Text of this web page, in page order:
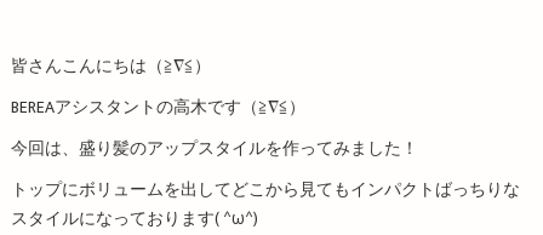
皆さんこんにちは（≧∇≦）
BEREAアシスタントの高木です（≧∇≦）
今回は、盛り髪のアップスタイルを作ってみました！
トップにボリュームを出してどこから見てもインパクトばっちりな
スタイルになっております( ^ω^)